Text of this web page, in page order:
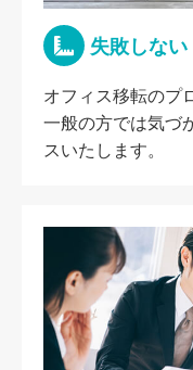
失敗しな
オフィス移転のプ
一般の方では気づ
スいたします。